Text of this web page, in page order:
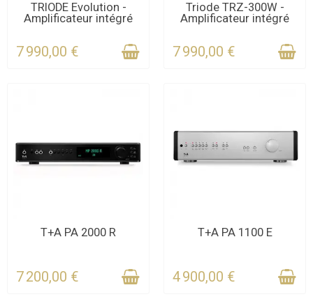
DERNIERS ARTICLES EN
STOCK
TRIODE Evolution -
Amplificateur intégré
7 990,00 €
DERNIERS ARTICLES EN
STOCK
Triode TRZ-300W -
Amplificateur intégré
7 990,00 €
CONTACTEZ-NOUS
T+A PA 2000 R
7 200,00 €
CONTACTEZ-NOUS
T+A PA 1100 E
4 900,00 €